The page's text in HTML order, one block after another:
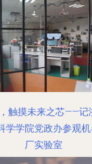
触摸未来之芯——记
学学院党政办参观
厂实验室